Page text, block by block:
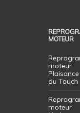
MOTEUR
moteur
Plaisance
du Touch
moteur